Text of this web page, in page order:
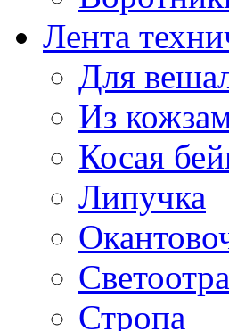
Лента
Для
Из
Косая
Липучка
Стропа